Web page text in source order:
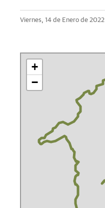
Viernes, 14 de Enero de 2022